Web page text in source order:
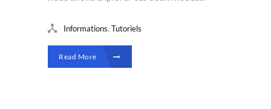
Informations,Tutoriels
Read More